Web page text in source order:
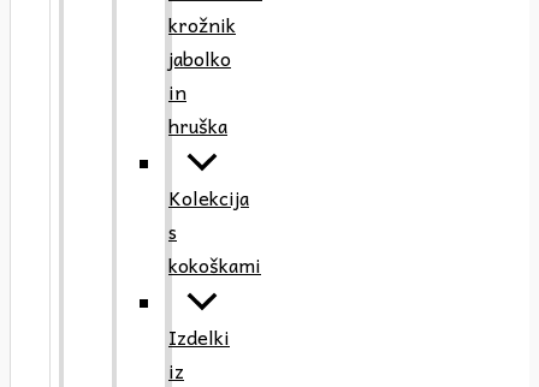
krožnik
jabolko
in
hruška
Kolekcija
s
kokoškami
Izdelki
iz